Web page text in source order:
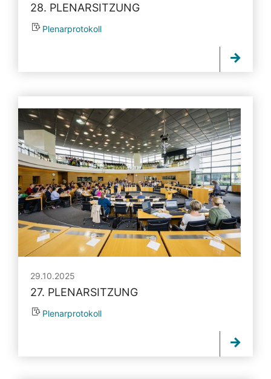
28. PLENARSITZUNG
Plenarprotokoll
29.10.2025
27. PLENARSITZUNG
Plenarprotokoll